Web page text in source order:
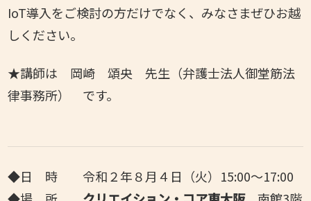
IoT導入をご検討の方だけでなく、みなさまぜひお越
しください。
★講師は 岡崎 頌央 先生（弁護士法人御堂筋法
律事務所） です。
◆日 時 令和２年８月４日（火）15:00～17:00